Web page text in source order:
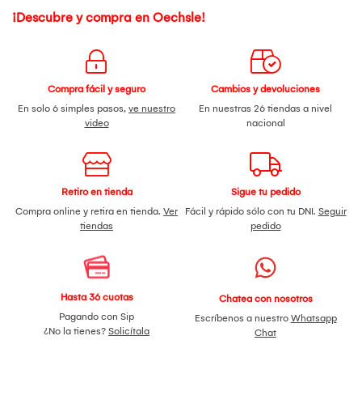
¡Descubre y compra en Oechsle!
Compra fácil y seguro
En solo 6 simples pasos, ve nuestro
video
Cambios y devoluciones
En nuestras 26 tiendas a nivel
nacional
Retiro en tienda
Compra online y retira en tienda. Ver
tiendas
Sigue tu pedido
Fácil y rápido sólo con tu DNI. Seguir
pedido
Hasta 36 cuotas
Pagando con Sip
¿No la tienes? Solicítala
Chatea con nosotros
Escríbenos a nuestro Whatsapp
Chat